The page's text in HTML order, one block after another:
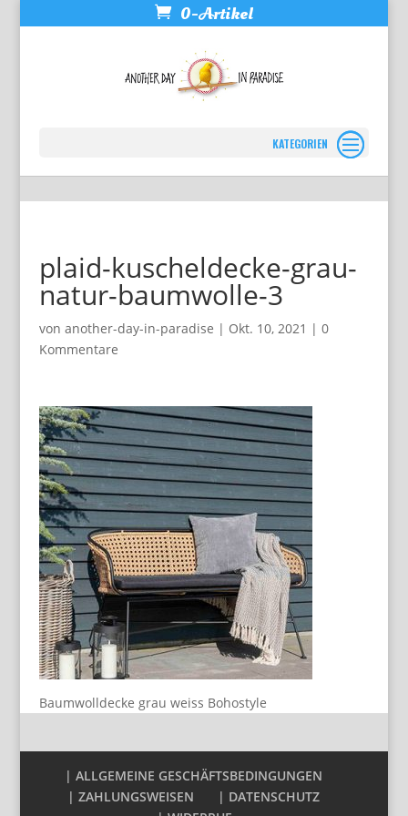
0-Artikel
plaid-kuscheldecke-grau-
natur-baumwolle-3
von another-day-in-paradise | Okt. 10, 2021 | 0
Kommentare
Baumwolldecke grau weiss Bohostyle
| ALLGEMEINE GESCHÄFTSBEDINGUNGEN
| ZAHLUNGSWEISEN
| DATENSCHUTZ